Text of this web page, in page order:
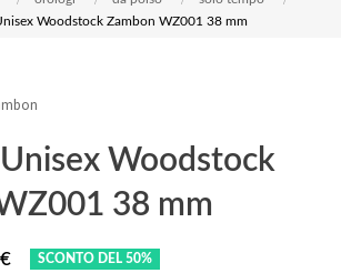
Woodstock Zambon WZ001 38 mm
Woodstock
38 mm
SCONTO DEL 50%